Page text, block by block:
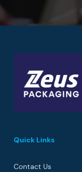
Quick Links
Contact Us